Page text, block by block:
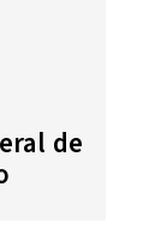
de